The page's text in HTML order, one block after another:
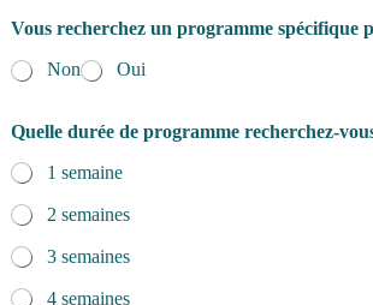
e
x
e
o
t
l
e
Vous recherchez un programme spécifique
Non
Oui
Quelle durée de programme recherchez-
1 semaine
2 semaines
3 semaines
4 semaines